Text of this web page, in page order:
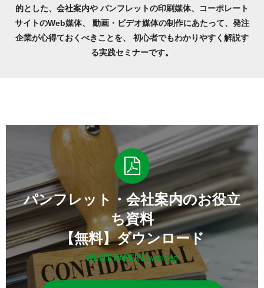
的とした、会社案内や パンフレットの印刷媒体、コーポレート
サイトのWeb媒体、
動画・ビデオ媒体の制作にあたって、発注
企業が心得ておくべきことを、
初心者でもわかりやすく解説す
る実践セミナーです。
パンフレット・会社案内のお役立
ち資料
【無料】ダウンロード
WHITE PAPERDownload